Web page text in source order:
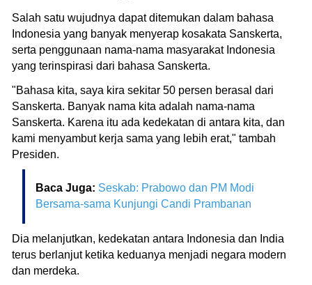
Salah satu wujudnya dapat ditemukan dalam bahasa
Indonesia yang banyak menyerap kosakata Sanskerta,
serta penggunaan nama-nama masyarakat Indonesia
yang terinspirasi dari bahasa Sanskerta.
"Bahasa kita, saya kira sekitar 50 persen berasal dari
Sanskerta. Banyak nama kita adalah nama-nama
Sanskerta. Karena itu ada kedekatan di antara kita, dan
kami menyambut kerja sama yang lebih erat," tambah
Presiden.
Baca Juga: Seskab: Prabowo dan PM Modi
Bersama-sama Kunjungi Candi Prambanan
Dia melanjutkan, kedekatan antara Indonesia dan India
terus berlanjut ketika keduanya menjadi negara modern
dan merdeka.